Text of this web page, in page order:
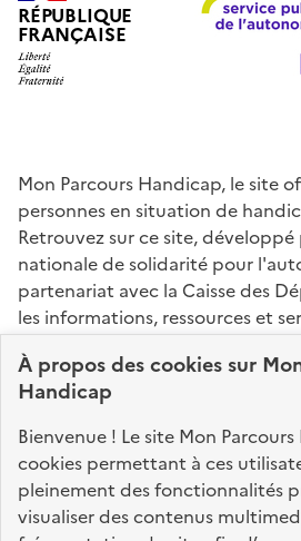
À propos descookiessur
Handicap
Bienvenue ! Le site Mon
cookies permettant à ces
pleinement des fonctionnalités
visualiser des contenus
RÉPUBLIQUE
FRANÇAISE
Mon Parcours Handicap, le site
personnes en situation de
Retrouvez sur ce site, développé
nationale de solidarité pour
partenariat avec la Caisse des
les informations, ressources et
connaître vos droits, effectuer
identifier vos interlocuteurs.
Nos sites
info.gouv.fr service-public.fr
data.gouv.fr